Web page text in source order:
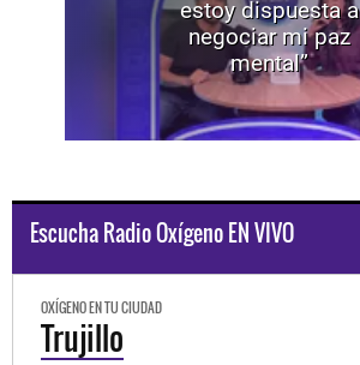
estoy dispuesta a
negociar mi paz
mental”
Escucha Radio Oxígeno EN VIVO
OXÍGENO EN TU CIUDAD
Trujillo